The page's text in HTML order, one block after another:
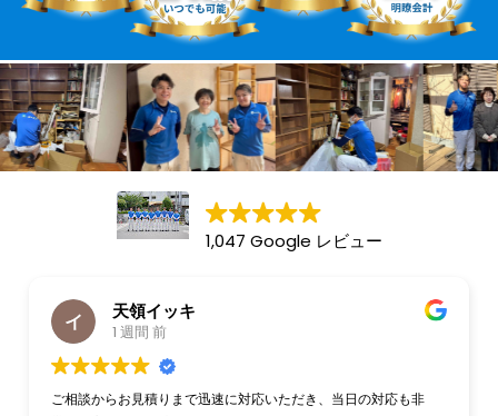
1,047 Google レビュー
の対応も非
迅速で臨機応変な対応、接客も丁寧、値段も良心的で